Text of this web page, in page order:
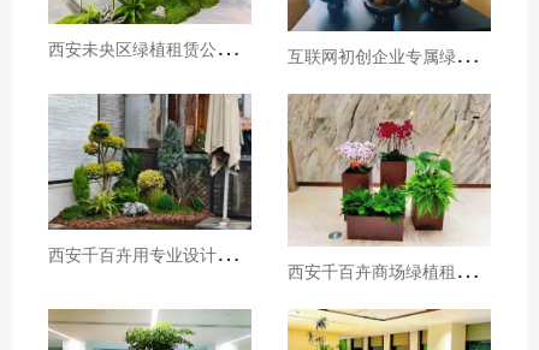
西
安未央区绿植租赁公司推荐，西安千百卉打造未央区甲级写字楼专属绿植景观 互
联网初创企业专属绿植租摆，西安办公室绿植租赁源头厂家
西
安千百卉用专业设计打造城市楼顶花园新地标，西安绿植租赁公司推荐 西
安千百卉商场绿植租摆一站式服务,用绿意重塑商业空间